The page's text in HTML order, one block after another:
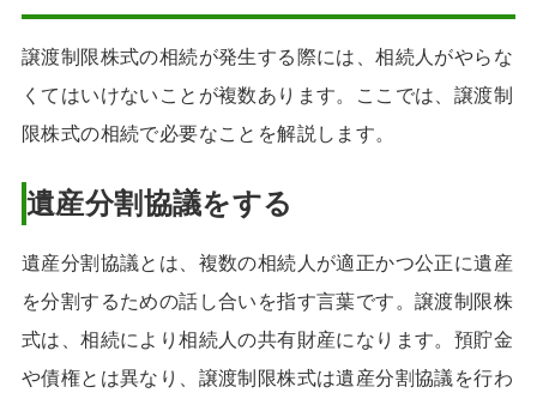
譲渡制限株式の相続が発生する際には、相続人がやらな
くてはいけないことが複数あります。ここでは、譲渡制
限株式の相続で必要なことを解説します。
遺産分割協議をする
遺産分割協議とは、複数の相続人が適正かつ公正に遺産
を分割するための話し合いを指す言葉です。譲渡制限株
式は、相続により相続人の共有財産になります。預貯金
や債権とは異なり、譲渡制限株式は遺産分割協議を行わ